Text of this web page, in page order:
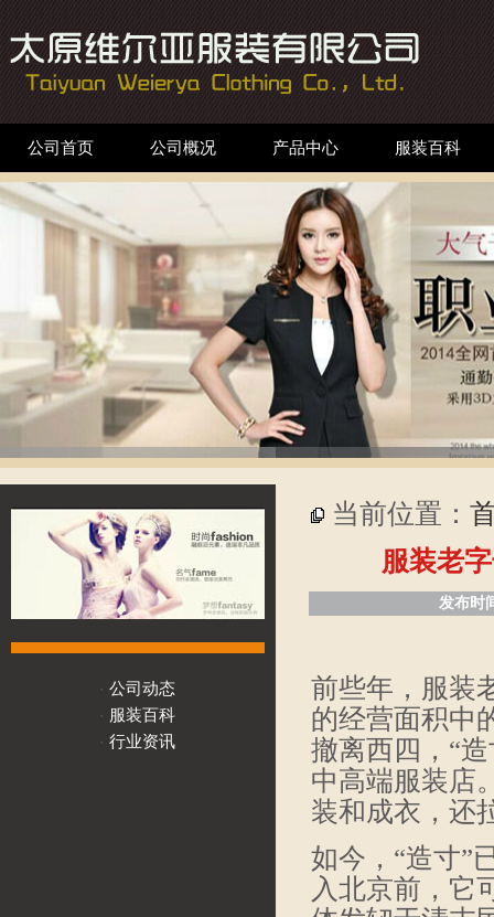
公司首页 公司概况 产品中心 服装百科
·公司动态
· 服装百科
·行业资讯
当前位置：
服装老
发布时
前些年，服装
的经营面积中
撤离西四，“
中高端服装店
装和成衣，还
如今，“造寸”
入北京前，它